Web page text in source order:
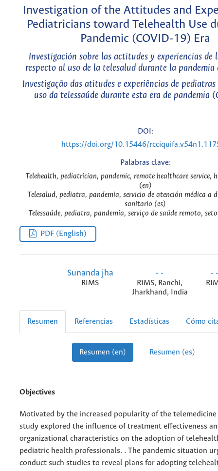
Investigation of the Attitudes and
Pediatricians toward Telehealth Use
Pandemic (COVID-19) Era
Investigación sobre las actitudes y experiencias de
respecto al uso de la telesalud durante la pandemia
Investigação das atitudes e experiências de pediatras
uso da telessaúde durante esta era de pandemia
DOI:
https://doi.org/10.15446/
Palabras clave:
Telehealth, pediatrician, pandemic, remote healthcare service,
(en)
Telesalud, pediatra, pandemia, servicio de atención médica a
sanitario (es)
Telessaúde, pediatra, pandemia, serviço de saúde remoto,
PDF (English)
Sunanda jha
RIMS
- -
RIMS, Ranchi,
Jharkhand, India
-
Resumen Referencias Estadísticas Cómo
Resumen (en) Resumen (es)
Objectives
Motivated by the increased popularity of the
study explored the influence of treatment effectiveness
organizational characteristics on the adoption of
pediatric health professionals. . The pandemic situation
conduct such studies to reveal plans for adopting